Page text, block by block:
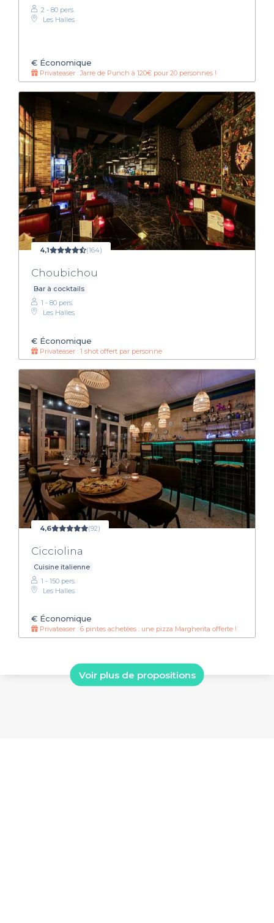
2 - 80 pers.
Les Halles
€ Économique
Privateaser : Jarre de Punch à 120€ pour 20 personnes !
4,1 (164)
Choubichou
Bar à cocktails
1 - 80 pers.
Les Halles
€ Économique
Privateaser : 1 shot offert par personne
4,6 (92)
Cicciolina
Cuisine italienne
1 - 150 pers.
Les Halles
€ Économique
Privateaser : 6 pintes achetées : une pizza Margherita offerte !
Voir plus de propositions